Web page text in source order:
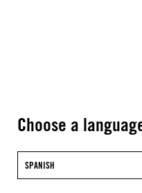
Choose a
SPANISH